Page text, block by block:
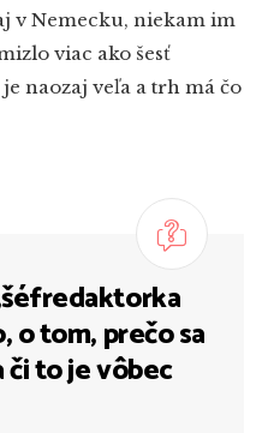
v Nemecku, niekam im
viac ako šesť
naozaj veľa a trh má čo
o tom, prečo sa
či to je vôbec